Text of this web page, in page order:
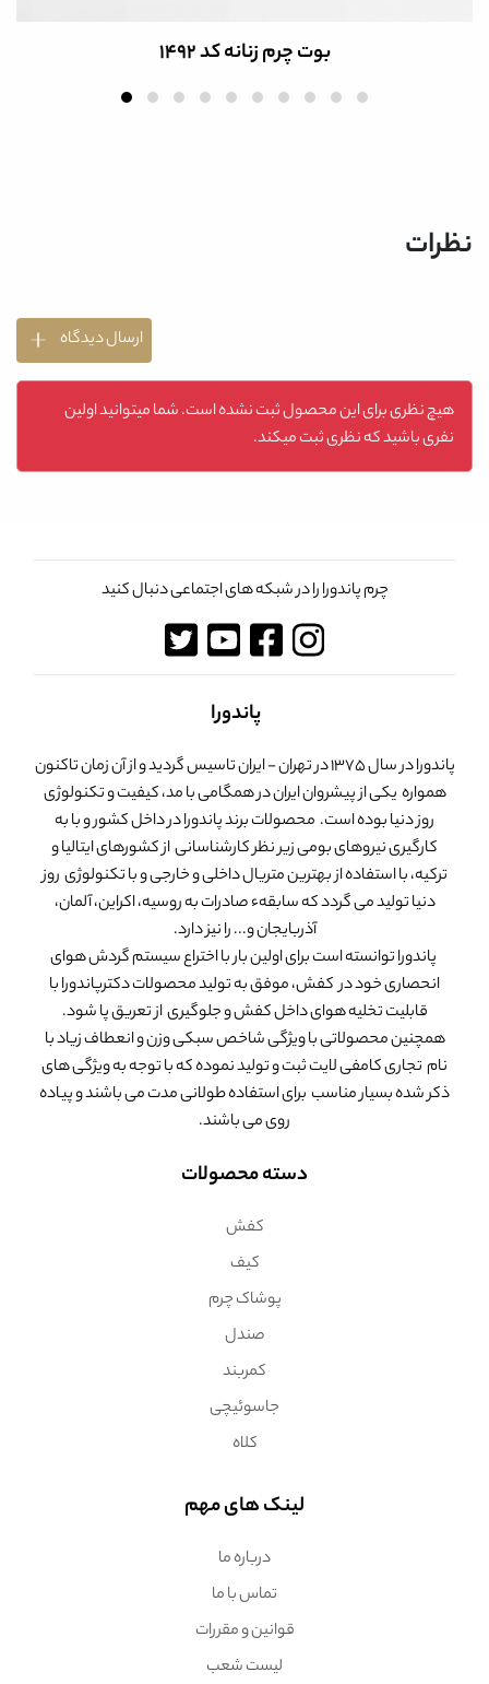
بوت چرم زنانه کد 1492
نظرات
ارسال دیدگاه
هیچ نظری برای این محصول ثبت نشده است. شما میتوانید اولین
نفری باشید که نظری ثبت میکند.
چرم پاندورا را در شبکه های اجتماعی دنبال کنید
پاندورا
پاندورا در سال 1375 در تهران - ایران تاسیس گردید و از آن زمان تاکنون
همواره یکی از پیشروان ایران در همگامی با مد، کیفیت و تکنولوژی
روز دنیا بوده است. محصولات برند پاندورا در داخل کشور و با به
کارگیری نیروهای بومی زیر نظر کارشناسانی از کشورهای ایتالیا و
ترکیه، با استفاده از بهترین متریال داخلی و خارجی و با تکنولوژی روز
دنیا تولید می گردد که سابقهء صادرات به روسیه، اکراین، آلمان،
آذربایجان و... را نیز دارد.
پاندورا توانسته است برای اولین بار با اختراع سیستم گردش هوای
انحصاری خود در کفش، موفق به تولید محصولات دکترپاندورا با
قابلیت تخلیه هوای داخل کفش و جلوگیری از تعریق پا شود.
همچنین محصولاتی با ویژگی شاخص سبکی وزن و انعطاف زیاد با
نام تجاری کامفی لایت ثبت و تولید نموده که با توجه به ویژگی های
ذکر شده بسیار مناسب برای استفاده طولانی مدت می باشند و پیاده
روی می باشند.
دسته محصولات
کفش
کیف
پوشاک چرم
صندل
کمربند
جاسوئیچی
کلاه
لینک های مهم
درباره ما
تماس با ما
قوانین و مقررات
لیست شعب